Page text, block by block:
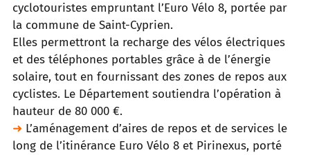
cyclotouristes empruntant l’Euro Vélo 8, portée par
la commune de Saint-Cyprien.
Elles permettront la recharge des vélos électriques
et des téléphones portables grâce à de l’énergie
solaire, tout en fournissant des zones de repos aux
cyclistes. Le Département soutiendra l’opération à
hauteur de 80 000 €.
➜ L’aménagement d’aires de repos et de services le
long de l’itinérance Euro Vélo 8 et Pirinexus, porté